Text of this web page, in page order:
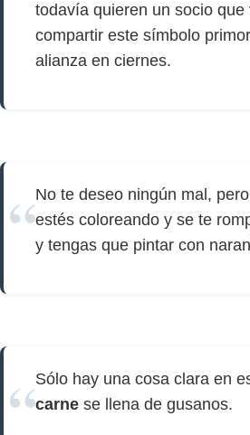
todavía quieren un socio que
compartir este símbolo
alianza en ciernes.
No te deseo ningún mal,
estés coloreando y se te
y tengas que pintar con
Sólo hay una cosa clara en
carne se llena de gusanos.